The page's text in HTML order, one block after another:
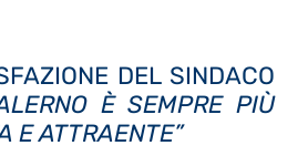
DEL SINDACO
È SEMPRE PIÙ
E ATTRAENTE”